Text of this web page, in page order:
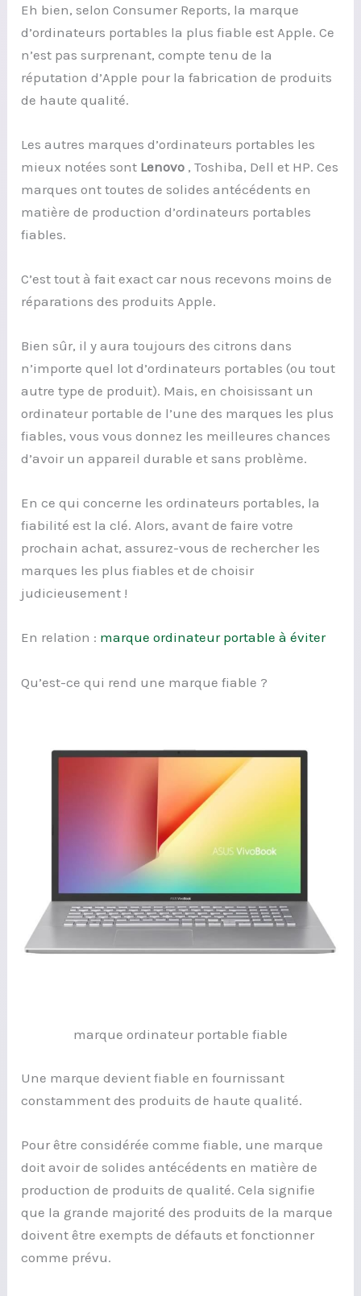
Eh bien, selon Consumer Reports, la marque
d’ordinateurs portables la plus fiable est Apple. Ce
n’est pas surprenant, compte tenu de la
réputation d’Apple pour la fabrication de produits
de haute qualité.
Les autres marques d’ordinateurs portables les
mieux notées sont Lenovo , Toshiba, Dell et HP. Ces
marques ont toutes de solides antécédents en
matière de production d’ordinateurs portables
fiables.
C’est tout à fait exact car nous recevons moins de
réparations des produits Apple.
Bien sûr, il y aura toujours des citrons dans
n’importe quel lot d’ordinateurs portables (ou tout
autre type de produit). Mais, en choisissant un
ordinateur portable de l’une des marques les plus
fiables, vous vous donnez les meilleures chances
d’avoir un appareil durable et sans problème.
En ce qui concerne les ordinateurs portables, la
fiabilité est la clé. Alors, avant de faire votre
prochain achat, assurez-vous de rechercher les
marques les plus fiables et de choisir
judicieusement !
En relation : marque ordinateur portable à éviter
Qu’est-ce qui rend une marque fiable ?
marque ordinateur portable fiable
Une marque devient fiable en fournissant
constamment des produits de haute qualité.
Pour être considérée comme fiable, une marque
doit avoir de solides antécédents en matière de
production de produits de qualité. Cela signifie
que la grande majorité des produits de la marque
doivent être exempts de défauts et fonctionner
comme prévu.